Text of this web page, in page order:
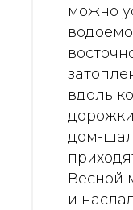
можно
вдоль
дом-
Весной
и